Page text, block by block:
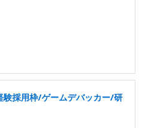
験採用枠/ゲームデバッカー/研